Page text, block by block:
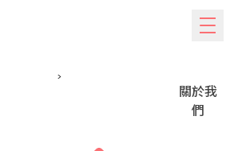
關於我
們
>